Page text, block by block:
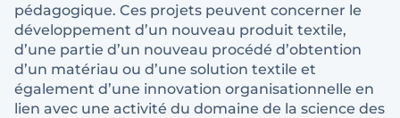
pédagogique. Ces projets peuvent concerner le
développement d’un nouveau produit textile,
d’une partie d’un nouveau procédé d’obtention
d’un matériau ou d’une solution textile et
également d’une innovation organisationnelle en
lien avec une activité du domaine de la science des